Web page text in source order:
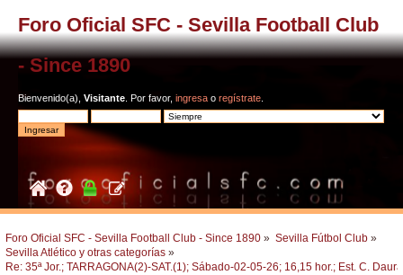
Foro Oficial SFC - Sevilla Football Club
- Since 1890
Bienvenido(a), Visitante . Por favor, ingresa o regístrate
Foro Oficial SFC - Sevilla Football Club - Since 1890 » Sevilla Fútbol Club »
Sevilla Atlético y otras categorías »
Re: 35ª Jor.; TARRAGONA(2)-SAT.(1); Sábado-02-05-26; 16,15 hor.; Est. C.